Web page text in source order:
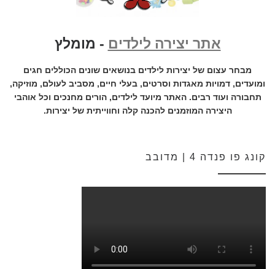
אתר יצירה לילדים - מומלץ
מבחר עצום של יצירות לילדים בנושאים שונים הכוללים חגים
ומועדים, דמויות מאגדות וסרטים, בעלי חיים, מסביב לעולם, מוזיקה,
תחבורה ועוד רבים. האתר מיועד לילדים, הורים מחנכים וכל אוהבי
היצירה המוזמנים להכנה קלה וחווייתית של יצירות.
קונג פו פנדה 4 | מדובב